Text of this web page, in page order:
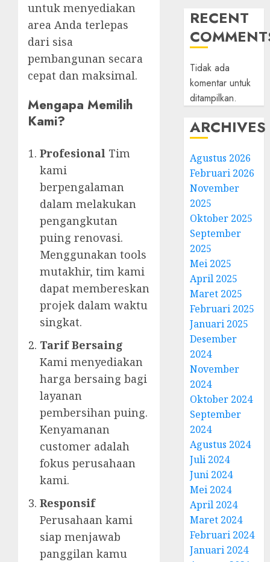
untuk menyediakan
area Anda terlepas
dari sisa
pembangunan secara
cepat dan maksimal.
Mengapa Memilih
Kami?
Profesional Tim
kami
berpengalaman
dalam melakukan
pengangkutan
puing renovasi.
Menggunakan tools
mutakhir, tim kami
dapat membereskan
projek dalam waktu
singkat.
Tarif Bersaing
Kami menyediakan
harga bersaing bagi
layanan
pembersihan puing.
Kenyamanan
customer adalah
fokus perusahaan
kami.
Responsif
Perusahaan kami
siap menjawab
panggilan kamu
RECENT
Tidak ada
komentar untuk
ditampilkan.
ARCHIVES
Agustus 2026
Februari 2026
November
2025
Oktober 2025
September
2025
Mei 2025
April 2025
Maret 2025
Februari 2025
Januari 2025
Desember
2024
November
2024
Oktober 2024
September
2024
Agustus 2024
Juli 2024
Juni 2024
Mei 2024
April 2024
Maret 2024
Februari 2024
Januari 2024